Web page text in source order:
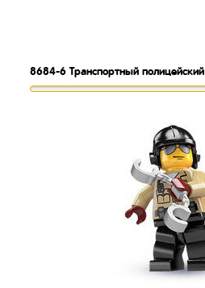
8684-6 Транспортный полицейский